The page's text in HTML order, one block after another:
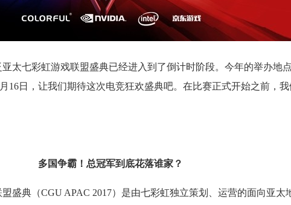
亚太七彩虹游戏联盟盛典已经进入到了倒计时阶段。今年的举办地
16日，让我们期待这次电竞狂欢盛典吧。在比赛正式开始之前，
多国争霸！总冠军到底花落谁家？
盛典（CGU APAC 2017）是由七彩虹独立策划、运营的面向亚太